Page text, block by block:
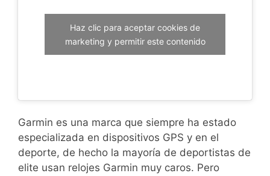
Haz clic para aceptar cookies de
marketing y permitir este contenido
Garmin es una marca que siempre ha estado
especializada en dispositivos GPS y en el
deporte, de hecho la mayoría de deportistas de
elite usan relojes Garmin muy caros. Pero